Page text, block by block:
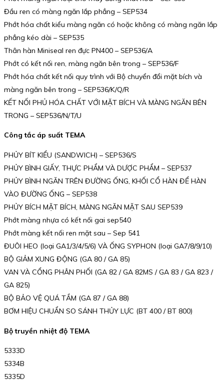
Đầu ren có màng ngăn lắp phẳng – SEP534
Phớt hóa chất kiểu màng ngăn có hoặc không có màng ngăn lắp
phẳng kéo dài – SEP535
Thân hàn Miniseal ren đực PN400 – SEP536/A
Phớt có kết nối ren, màng ngăn bên trong – SEP536/F
Phớt hóa chất kết nối quy trình với Bộ chuyển đổi mặt bích và
màng ngăn bên trong – SEP536/K/Q/R
KẾT NỐI PHỦ HÓA CHẤT VỚI MẶT BÍCH VÀ MÀNG NGĂN BÊN
TRONG – SEP536/N/T/U
Công tắc áp suất TEMA
PHỦY BÍT KIỂU (SANDWICH) – SEP536/S
PHỦY BÌNH GIẤY, THỰC PHẨM VÀ DƯỢC PHẨM – SEP537
PHỦY BÌNH NGĂN TRÊN ĐƯỜNG ỐNG, KHỐI CỔ HÀN ĐỂ HÀN
VÀO ĐƯỜNG ỐNG – SEP538
PHỦY BÍCH MẶT BÍCH, MÀNG NGĂN MẶT SAU SEP539
Phớt màng nhựa có kết nối gai sep540
Phớt màng kết nối ren mặt sau – Sep 541
ĐUÔI HEO (loại GA1/3/4/5/6) VÀ ỐNG SYPHON (loại GA7/8/9/10)
BỘ GIẢM XUNG ĐỘNG (GA 80 / GA 85)
VAN VÀ CỔNG PHÂN PHỐI (GA 82 / GA 82MS / GA 83 / GA 823 /
GA 825)
BỘ BẢO VỆ QUÁ TẦM (GA 87 / GA 88)
BƠM HIỆU CHUẨN SO SÁNH THỦY LỰC (BT 400 / BT 800)
Bộ truyền nhiệt độ TEMA
5333D
5334B
5335D